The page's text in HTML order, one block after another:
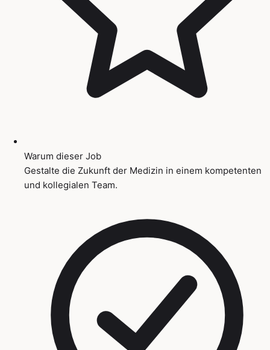
Warum dieser Job
Gestalte die Zukunft der Medizin in einem kompetenten
und kollegialen Team.